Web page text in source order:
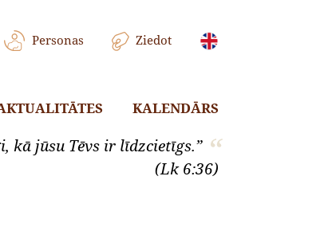
Personas Ziedot
KALENDĀRS
kā jūsu Tēvs ir līdzcietīgs.”
(Lk 6:36)